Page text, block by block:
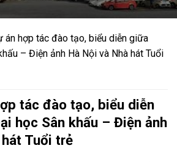
án hợp tác đào tạo, biểu diễn giữa
– Điện ảnh Hà Nội và Nhà hát Tuổi
tác đào tạo, biểu diễn
học Sân khấu – Điện ảnh
hát Tuổi trẻ